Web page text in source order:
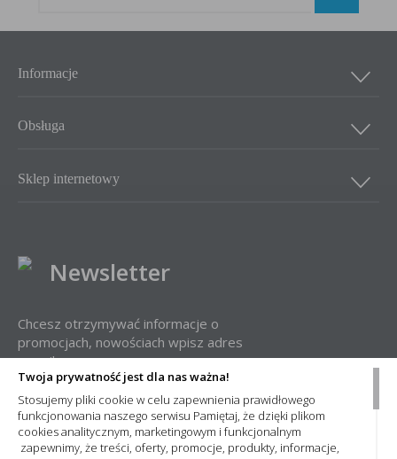
Twoja prywatność jest dla nas ważna!
Stosujemy pliki cookie w celu zapewnienia prawidłowego
funkcjonowania naszego serwisu Pamiętaj, że dzięki plikom
cookies analitycznym, marketingowym i funkcjonalnym
zapewnimy, że treści, oferty, promocje, produkty, informacje,
Informacje
Obsługa
Sklep internetowy
Newsletter
Chcesz otrzymywać informacje o
promocjach, nowościach wpisz adres
e-mail: